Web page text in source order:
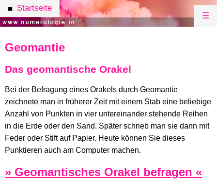
■ Startseite
☰
Geomantie
Das geomantische Orakel
Bei der Befragung eines Orakels durch Geomantie
zeichnete man in früherer Zeit mit einem Stab eine beliebige
Anzahl von Punkten in vier untereinander stehende Reihen
in die Erde oder den Sand. Später schrieb man sie dann mit
Feder oder Stift auf Papier. Heute können Sie dieses
Punktieren auch am Computer machen.
» Geomantisches Orakel befragen «